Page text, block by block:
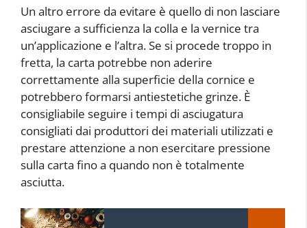
Un altro errore da evitare è quello di non lasciare
asciugare a sufficienza la colla e la vernice tra
un’applicazione e l’altra. Se si procede troppo in
fretta, la carta potrebbe non aderire
correttamente alla superficie della cornice e
potrebbero formarsi antiestetiche grinze. È
consigliabile seguire i tempi di asciugatura
consigliati dai produttori dei materiali utilizzati e
prestare attenzione a non esercitare pressione
sulla carta fino a quando non è totalmente
asciutta.